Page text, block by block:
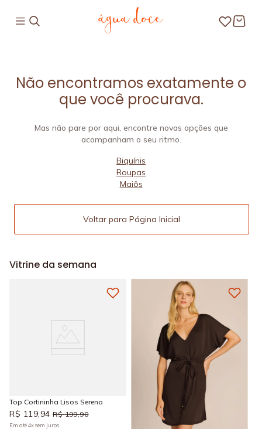
Não encontramos exatamente o
que você procurava.
Mas não pare por aqui, encontre novas opções que
acompanham o seu ritmo.
Biquínis
Roupas
Maiôs
Voltar para Página Inicial
Vitrine da semana
Top Cortininha Lisos Sereno
R$ 119,94 R$ 199,90
Em até4xsem juros